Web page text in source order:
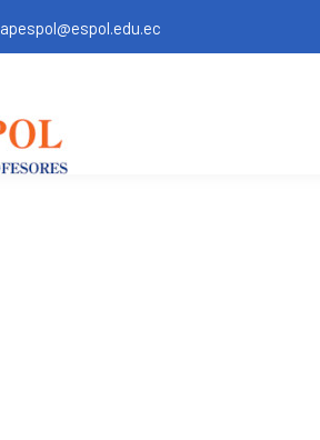
apespol@espol.edu.ec